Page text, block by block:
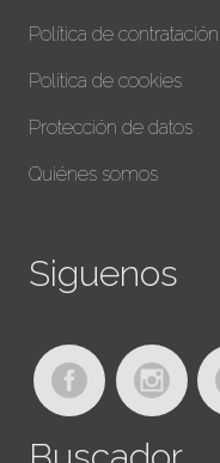
Política de contratación
Política de cookies
Protección de datos
Quiénes somos
Siguenos